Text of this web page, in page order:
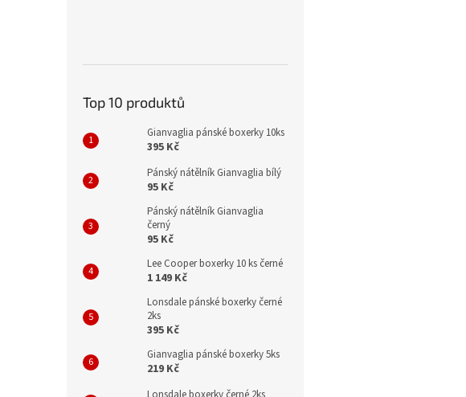
Top 10 produktů
Gianvaglia pánské boxerky 10ks
395 Kč
Pánský nátělník Gianvaglia bílý
95 Kč
Pánský nátělník Gianvaglia
černý
95 Kč
Lee Cooper boxerky 10 ks černé
1 149 Kč
Lonsdale pánské boxerky černé
2ks
395 Kč
Gianvaglia pánské boxerky 5ks
219 Kč